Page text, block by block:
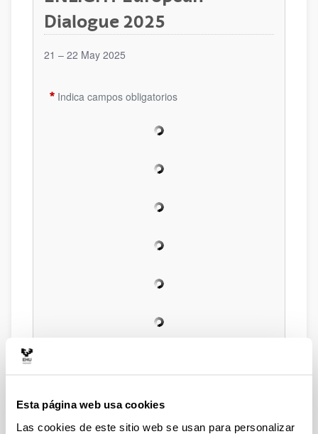
Esta página web usa cookies
Las cookies de este sitio web se usan para personalizar
Dialogue 2025
21 – 22 May 2025
Indica campos obligatorios